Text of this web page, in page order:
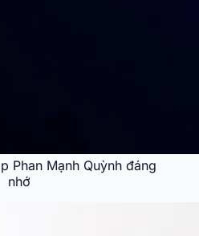
Phan Mạnh Quỳnh đáng
nhớ